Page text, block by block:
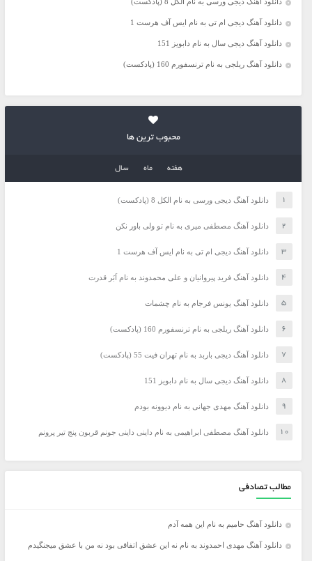
دانلود آهنگ دیجی ام تی به نام ایس آف هرست 1
دانلود آهنگ دیجی سال به نام دابویز 151
دانلود آهنگ ریلجی به نام ترنسفورم 160 (پادکست)
محبوب ترین ها
هفته ماه سال
دانلود آهنگ دیجی ورسی به نام الکل 8 (پادکست)
دانلود آهنگ مصطفی میری به نام تو ولی باور نکن
دانلود آهنگ دیجی ام تی به نام ایس آف هرست 1
دانلود آهنگ فرید پیروانیان و علی محمدوند به نام اَبَر قدرت
دانلود آهنگ یونس فرجام به نام چشمات
دانلود آهنگ ریلجی به نام ترنسفورم 160 (پادکست)
دانلود آهنگ دیجی باربد به نام تهران فیت 55 (پادکست)
دانلود آهنگ دیجی سال به نام دابویز 151
دانلود آهنگ مهدی جهانی به نام دیوونه بودم
دانلود آهنگ مصطفی ابراهیمی به نام داینی داینی جونم قربون پنج تیر پرونم
مطالب تصادفی
دانلود آهنگ حامیم به نام این همه آدم
دانلود آهنگ مهدی احمدوند به نام نه این عشق اتفاقی بود نه من با عشق میجنگیدم